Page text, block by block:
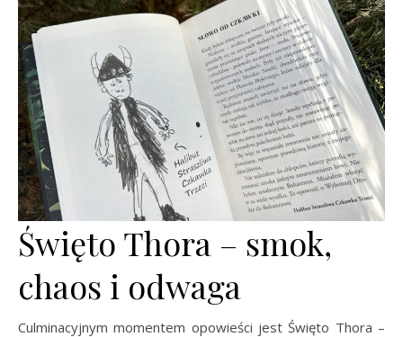
Święto Thora – smok,
chaos i odwaga
Culminacyjnym momentem opowieści jest Święto Thora –